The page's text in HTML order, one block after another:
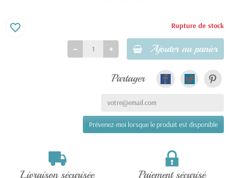
Rupture de stock
Ajouter au panier
favorite_border
Partager
Prévenez-moi lorsque le produit est disponible
Livraison sécurisée Paiement sécurisé